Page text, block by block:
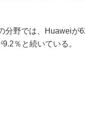
野では、Huaweiが
％と続いている。